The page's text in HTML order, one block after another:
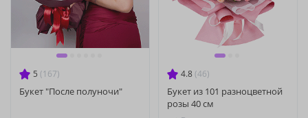
5 (167)
Букет "После полуночи"
4.8 (46)
Букет из 101 разноцветной
розы 40 см